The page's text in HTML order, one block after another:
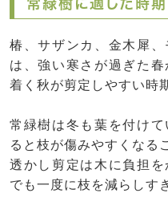
常緑樹に適した時期
椿、サザンカ、金木犀
は、強い寒さが過ぎた
着く秋が剪定しやすい時
常緑樹は冬も葉を付け
ると枝が傷みやすくなる
透かし剪定は木に負担
でも一度に枝を減らしす